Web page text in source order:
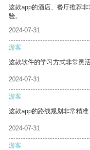
这款app的酒店、餐厅推荐
验。
2024-07-31
游客
这款软件的学习方式非常灵
2024-07-31
游客
这款app的路线规划非常精准
2024-07-31
游客